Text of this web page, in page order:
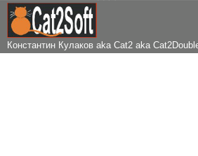
Константин Кулаков aka Cat2 aka